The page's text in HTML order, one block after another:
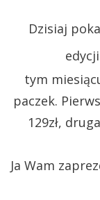
Dzisiaj
tym
paczek.
129zł,
Ja Wam